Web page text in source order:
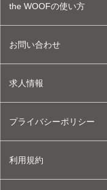
the WOOFの使い方
お問い合わせ
求人情報
プライバシーポリシー
利用規約